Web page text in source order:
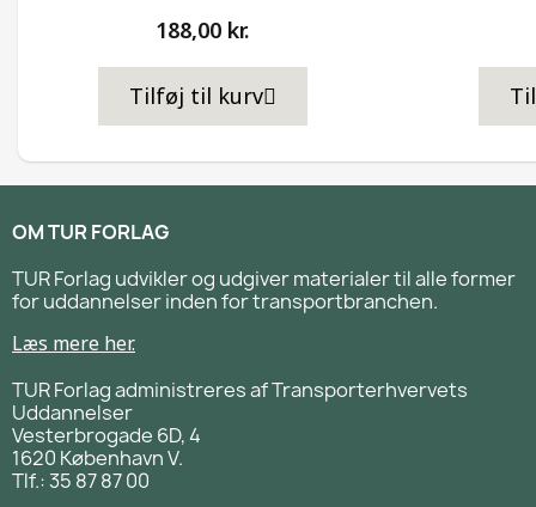
188,00 kr.
Tilføj til kurv
OM TUR FORLAG
TUR Forlag udvikler og udgiver materialer til alle former
for uddannelser inden for transportbranchen.
Læs mere her.
TUR Forlag administreres af Transporterhvervets
Uddannelser
Vesterbrogade 6D, 4
1620 København V.
Tlf.: 35 87 87 00